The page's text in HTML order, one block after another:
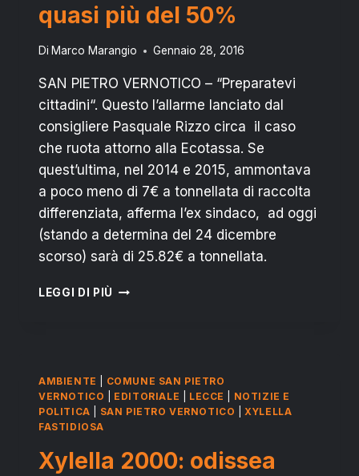
quasi più del 50%
Di Marco Marangio Gennaio 28, 2016
SAN PIETRO VERNOTICO – “Preparatevi
cittadini“. Questo l’allarme lanciato dal
consigliere Pasquale Rizzo circa il caso
che ruota attorno alla Ecotassa. Se
quest’ultima, nel 2014 e 2015, ammontava
a poco meno di 7€ a tonnellata di raccolta
differenziata, afferma l’ex sindaco, ad oggi
(stando a determina del 24 dicembre
scorso) sarà di 25.82€ a tonnellata.
LEGGI DI PIÙ RIZZO
QUASI
PIÙ
AMBIENTE
COMUNE SAN PIETRO
VERNOTICO
EDITORIALE LECCE
NOTIZIE E
POLITICA
SAN PIETRO VERNOTICO |XYLELLA
FASTIDIOSA
Xylella 2000: odissea